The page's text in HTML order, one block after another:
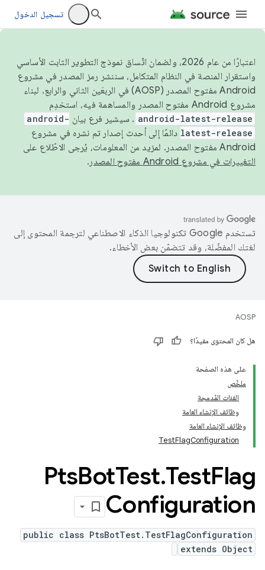
تسجيل الدخول
اعتبارًا من عام 2026، ولضمان اتّساق نموذج التطوير الثابت الأساسي
واستقرار المنصة في النظام المتكامل، سننشر رمز المصدر في مشروع
Android مفتوح المصدر (AOSP) في الربعَين الثاني والرابع. لبناء
مشروع Android مفتوح المصدر والمساهمة فيه، استخدِم
android-latest-release . سيشير فرع بيان android-
latest-release دائمًا إلى أحدث إصدار تم نشره في مشروع
Android مفتوح المصدر. لمزيد من المعلومات، يُرجى الاطّلاع على
التغييرات في مشروع Android مفتوح المصدر
.
تستخدم Google تكنولوجيا الذكاء الاصطناعي لترجمة المحتوى إلى
لغتك المفضّلة، وقد تتضمّن بعض الأخطاء.
AOSP
هل كان المحتوى مفيدًا؟
على هذه الصفحة
ملخّص
الفئات المُدمجة
وظائف الإنشاء العامة
وظائف الإنشاء العامة
TestFlagConfiguration
PtsBotTest.TestFlag
Configuration
public class PtsBotTest.TestFlagConfiguration
extends Object